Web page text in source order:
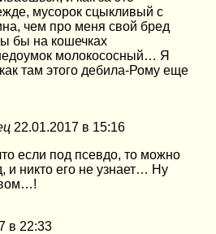
мусорок сцыкливый с
чем про меня свой бред
бы на кошечках
молокососный… Я
там этого дебила-Рому еще
22.01.2017 в 15:16
если под псевдо, то можно
и никто его не узнает… Ну
в 22:33